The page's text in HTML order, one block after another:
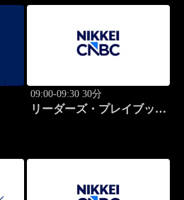
09:00-09:30 30分
リーダーズ・プレイブック